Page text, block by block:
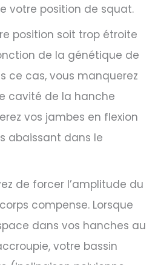
votre position de squat.
position soit trop étroite
de la génétique de
ce cas, vous manquerez
cavité de la hanche
vos jambes en flexion
abaissant dans le
de forcer l’amplitude du
compense. Lorsque
dans vos hanches au
votre bassin